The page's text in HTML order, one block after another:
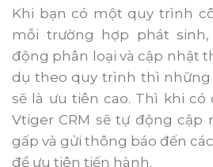
Khi bạn có một quy trình
mỗi trường hợp phát
động phân loại và cập nhật
dụ theo quy trình thì những
sẽ là ưu tiên cao. Thì khi có
Vtiger CRM sẽ tự động cập
gấp và gửi thông báo đến
để ưu tiên tiến hành.